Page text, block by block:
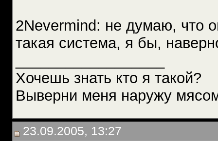
2Nevermind: не думаю, что
такая система, я бы,
Хочешь знать кто я такой?
Выверни меня наружу
23.09.2005, 13:27